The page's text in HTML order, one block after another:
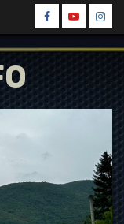
Spin
Facebook
Spin
Youtube
Spin